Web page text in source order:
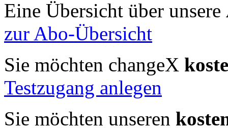
Eine Übersicht über unsere
zur Abo-Übersicht
Sie möchten changeX
Testzugang anlegen
Sie möchten unseren